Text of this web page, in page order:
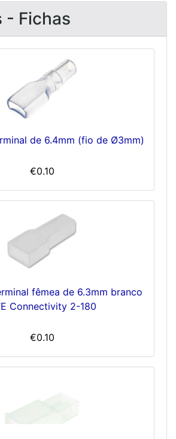
- Fichas
de 6.4mm (fio de Ø3mm)
€0.10
fêmea de 6.3mm branco
Connectivity 2-180
€0.10